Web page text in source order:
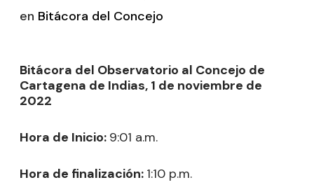
en Bitácora del Concejo
Bitácora del Observatorio al Concejo de
Cartagena de Indias, 1 de noviembre de
2022
Hora de Inicio: 9:01 a.m.
Hora de finalización: 1:10 p.m.